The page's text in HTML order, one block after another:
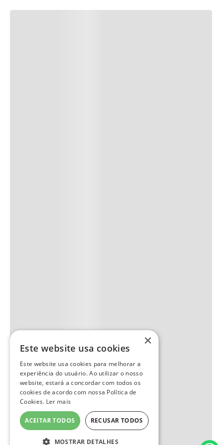
×
Este website usa cookies
Este website usa cookies para melhorar a
experiência do usuário. Ao utilizar o nosso
website, estará a concordar com todos os
cookies de acordo com nossa Política de
Cookies. Ler mais
ACEITAR TODOS RECUSAR TODOS
MOSTRAR DETALHES